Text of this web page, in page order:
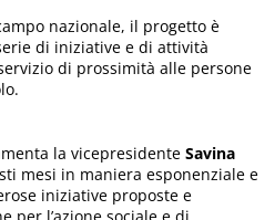
nazionale, il progetto è
di iniziative e di attività
di prossimità alle persone
la vicepresidente Savina
mesi in maniera esponenziale e
iniziative proposte e